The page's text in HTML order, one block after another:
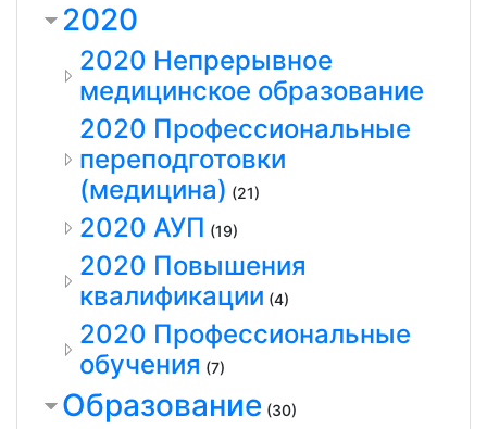
2020
2020 Непрерывное
медицинское образование
2020 Профессиональные
переподготовки
(медицина) (21)
2020 АУП (19)
2020 Повышения
квалификации (4)
2020 Профессиональные
обучения (7)
Образование (30)